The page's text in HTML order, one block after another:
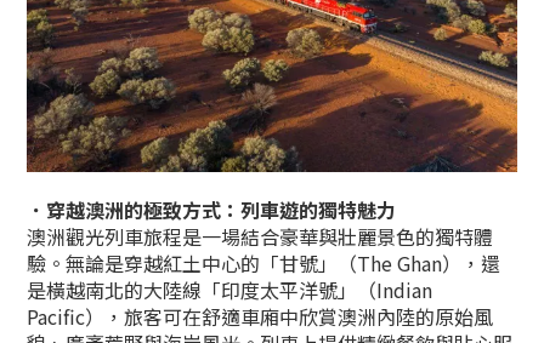
．穿越澳洲的極致方式：列車遊的獨特魅力
澳洲觀光列車旅程是一場結合豪華與壯麗景色的獨特體
驗。無論是穿越紅土中心的「甘號」（The Ghan），還
是橫越南北的大陸線「印度太平洋號」（Indian
Pacific），旅客可在舒適車廂中欣賞澳洲內陸的原始風